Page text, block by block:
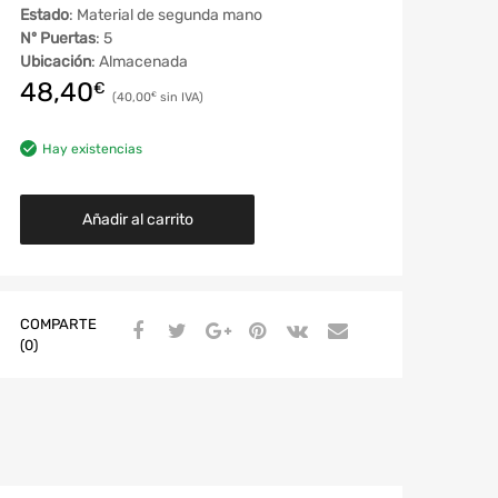
Estado: Material de segunda mano
Nº Puertas: 5
Ubicación: Almacenada
48,40€ 40,00€
Hay existencias
Añadir al carrito
COMPARTE
(0)